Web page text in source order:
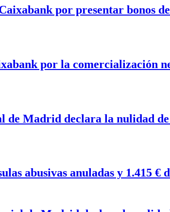
por presentar bonos
por la comercialización
de Madrid declara la nulidad
abusivas anuladas y 1.415 €